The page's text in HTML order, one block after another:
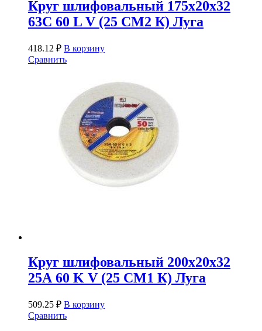
Круг шлифовальный 175х20х32
63С 60 L V (25 СМ2 К) Луга
418.12 ₽ В корзину
Сравнить
Круг шлифовальный 200х20х32
25А 60 K V (25 СМ1 К) Луга
509.25 ₽ В корзину
Сравнить